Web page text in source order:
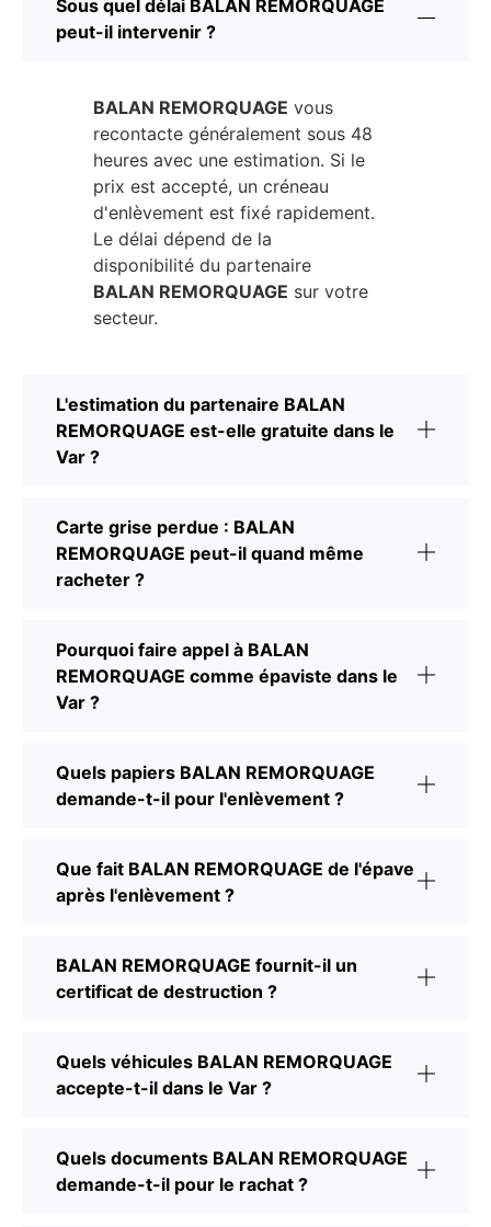
Sous quel délai BALAN REMORQUAGE
peut-il intervenir ?
BALAN REMORQUAGE vous
recontacte généralement sous 48
heures avec une estimation. Si le
prix est accepté, un créneau
d'enlèvement est fixé rapidement.
Le délai dépend de la
disponibilité du partenaire
BALAN REMORQUAGE sur votre
secteur.
L'estimation du partenaire BALAN
REMORQUAGE est-elle gratuite dans le
Var ?
Carte grise perdue : BALAN
REMORQUAGE peut-il quand même
racheter ?
Pourquoi faire appel à BALAN
REMORQUAGE comme épaviste dans le
Var ?
Quels papiers BALAN REMORQUAGE
demande-t-il pour l'enlèvement ?
Que fait BALAN REMORQUAGE de l'épave
après l'enlèvement ?
BALAN REMORQUAGE fournit-il un
certificat de destruction ?
Quels véhicules BALAN REMORQUAGE
accepte-t-il dans le Var ?
Quels documents BALAN REMORQUAGE
demande-t-il pour le rachat ?